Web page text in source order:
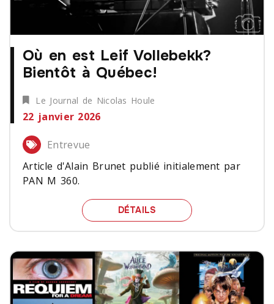
Où en est Leif Vollebekk?
Bientôt à Québec!
Le Journal de Nicolas Houle
22 janvier 2026
Entrevue
Article d'Alain Brunet publié initialement par
PAN M 360.
DÉTAILS OÙ EN EST LEIF